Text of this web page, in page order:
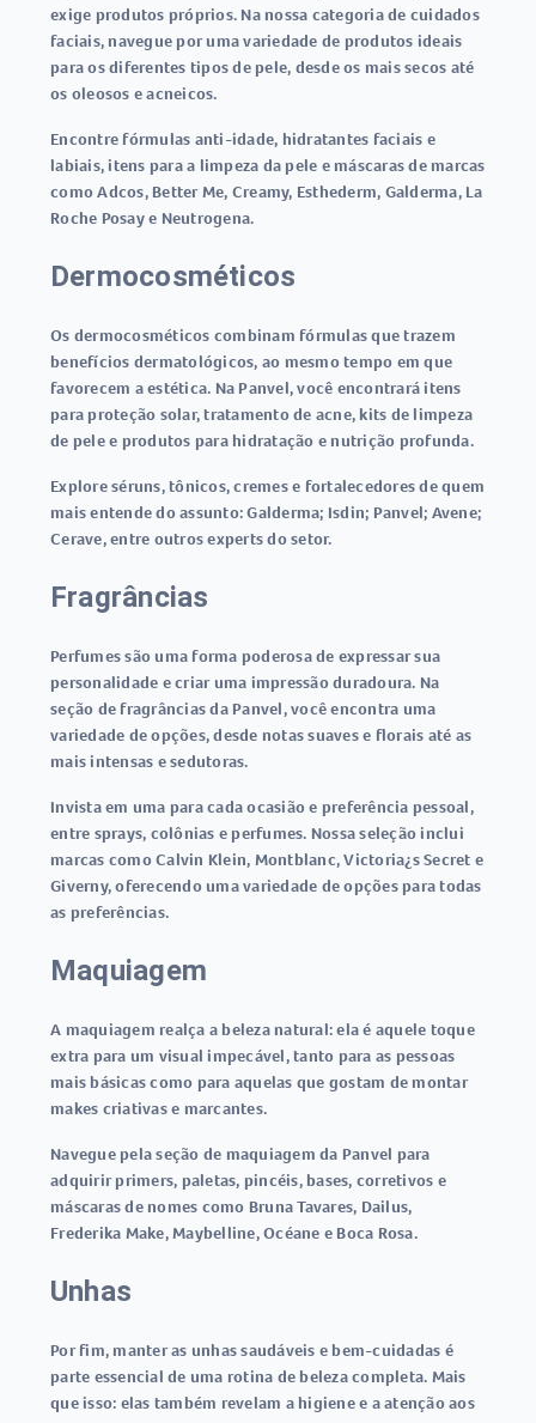
exige produtos próprios. Na nossa categoria de cuidados
faciais, navegue por uma variedade de produtos ideais
para os diferentes tipos de pele, desde os mais secos até
os oleosos e acneicos.
Encontre fórmulas anti-idade, hidratantes faciais e
labiais, itens para a limpeza da pele e máscaras de marcas
como Adcos, Better Me, Creamy, Esthederm, Galderma, La
Roche Posay e Neutrogena.
Dermocosméticos
Os dermocosméticos combinam fórmulas que trazem
benefícios dermatológicos, ao mesmo tempo em que
favorecem a estética. Na Panvel, você encontrará itens
para proteção solar, tratamento de acne, kits de limpeza
de pele e produtos para hidratação e nutrição profunda.
Explore séruns, tônicos, cremes e fortalecedores de quem
mais entende do assunto: Galderma; Isdin; Panvel; Avene;
Cerave, entre outros experts do setor.
Fragrâncias
Perfumes são uma forma poderosa de expressar sua
personalidade e criar uma impressão duradoura. Na
seção de fragrâncias da Panvel, você encontra uma
variedade de opções, desde notas suaves e florais até as
mais intensas e sedutoras.
Invista em uma para cada ocasião e preferência pessoal,
entre sprays, colônias e perfumes. Nossa seleção inclui
marcas como Calvin Klein, Montblanc, Victoria¿s Secret e
Giverny, oferecendo uma variedade de opções para todas
as preferências.
Maquiagem
A maquiagem realça a beleza natural: ela é aquele toque
extra para um visual impecável, tanto para as pessoas
mais básicas como para aquelas que gostam de montar
makes criativas e marcantes.
Navegue pela seção de maquiagem da Panvel para
adquirir primers, paletas, pincéis, bases, corretivos e
máscaras de nomes como Bruna Tavares, Dailus,
Frederika Make, Maybelline, Océane e Boca Rosa.
Unhas
Por fim, manter as unhas saudáveis e bem-cuidadas é
parte essencial de uma rotina de beleza completa. Mais
que isso: elas também revelam a higiene e a atenção aos